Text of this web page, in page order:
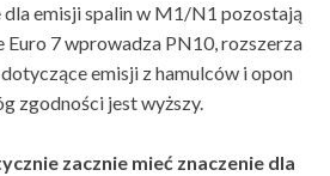
emisji spalin w M1/N1 pozostają
Euro 7 wprowadza PN10, rozszerza
emisji z hamulców i opon
zgodności jest wyższy.
zacznie mieć znaczenie dla